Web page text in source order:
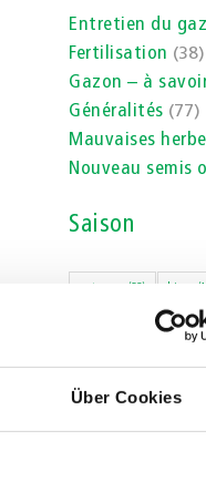
Über Cookies
Entretien du
Fertilisation (38)
Gazon – à
Généralités (77)
Mauvaises
Nouveau semis
Saison